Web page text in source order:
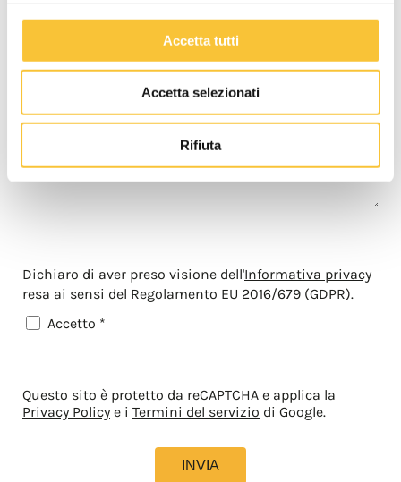
Accetta tutti
Accetta selezionati
Rifiuta
Messaggio
Dichiaro di aver preso visione dell'Informativa privacy
resa ai sensi del Regolamento EU 2016/679 (GDPR).
Accetto *
Questo sito è protetto da reCAPTCHA e applica la
Privacy Policy e i Termini del servizio di Google.